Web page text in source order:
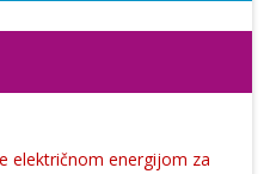
električnom energijom za